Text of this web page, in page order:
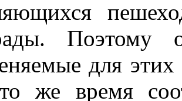
Поэтому
для
же время